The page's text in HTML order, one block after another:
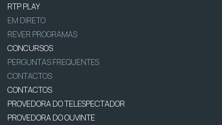
RTP PLAY
EM DIRETO
REVER PROGRAMAS
CONCURSOS
PERGUNTAS FREQUENTES
CONTACTOS
CONTACTOS
PROVEDORA DO TELESPECTADOR
PROVEDORA DO OUVINTE